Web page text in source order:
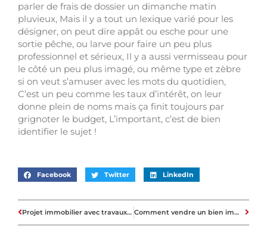
parler de frais de dossier un dimanche matin
pluvieux, Mais il y a tout un lexique varié pour les
désigner, on peut dire appât ou esche pour une
sortie pêche, ou larve pour faire un peu plus
professionnel et sérieux, Il y a aussi vermisseau pour
le côté un peu plus imagé, ou même type et zèbre
si on veut s’amuser avec les mots du quotidien,
C’est un peu comme les taux d’intérêt, on leur
donne plein de noms mais ça finit toujours par
grignoter le budget, L’important, c’est de bien
identifier le sujet !
Facebook Twitter LinkedIn
Projet immobilier avec travaux : le rôle clé du diagnostic structurel avant l’achat Comment vendre un bien immobilier sans agence : le plan en six étapes ?